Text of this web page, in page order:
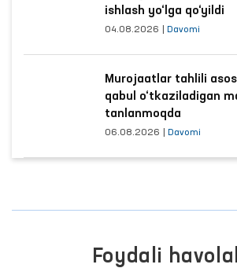
ishlash yo‘lga qo‘yildi
04.08.2026 Davomi
Murojaatlar tahlili
qabul o‘tkaziladigan
tanlanmoqda
06.08.2026 Davomi
Foydali